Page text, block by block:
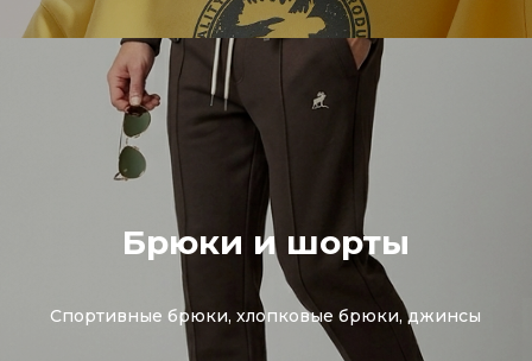
Брюки и шорты
Спортивные брюки, хлопковые брюки, джинсы